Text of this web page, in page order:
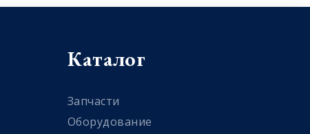
Каталог
Запчасти
Оборудование